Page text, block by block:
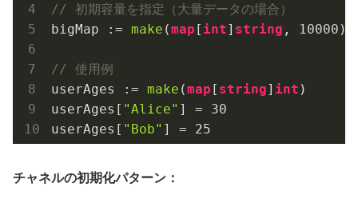
// 初期容量を指定（大量データの場合）
bigMap := make (map [ int] string , 10000 )
// 使用例
userAges := make (map [ string] int )
userAges[ "Alice" ] = 30
userAges[ "Bob" ] = 25
チャネルの初期化パターン：